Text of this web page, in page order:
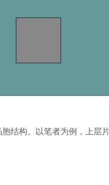
结构。以笔者为例，上层